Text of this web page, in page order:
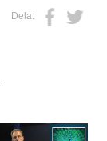
Dela: